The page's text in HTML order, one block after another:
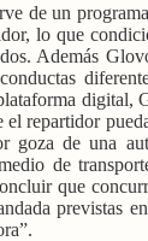
de un
lo que
Además
digital,
repartidor
goza de una
de
que
previstas